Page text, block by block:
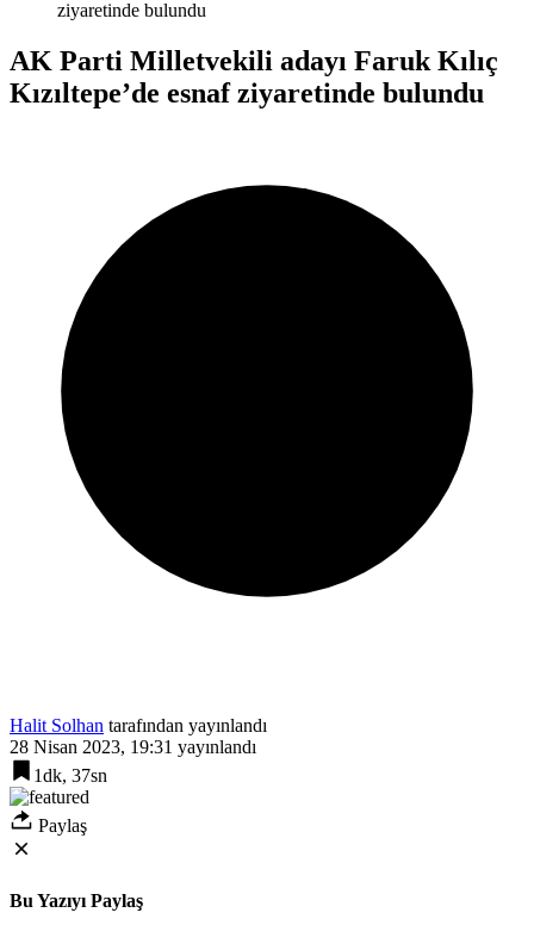
ziyaretinde bulundu
AK Parti Milletvekili adayı Faruk Kılıç
Kızıltepe’de esnaf ziyaretinde bulundu
Halit Solhan tarafından yayınlandı
28 Nisan 2023, 19:31 yayınlandı
1dk, 37sn
Paylaş
Bu Yazıyı Paylaş